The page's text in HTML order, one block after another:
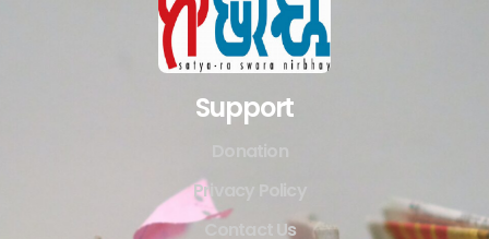
Support
Privacy Policy
Contact Us